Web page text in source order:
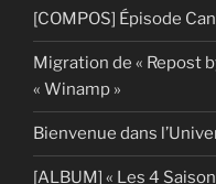
[COMPOS] Épisode
Migration de « Repost
« Winamp »
Bienvenue dans
[ALBUM] « Les 4